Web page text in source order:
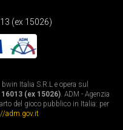
(ex 15026)
Italia S.R.L e opera sul
(ex 15026). ADM - Agenzia
del gioco pubblico in Italia: per
adm.gov.it